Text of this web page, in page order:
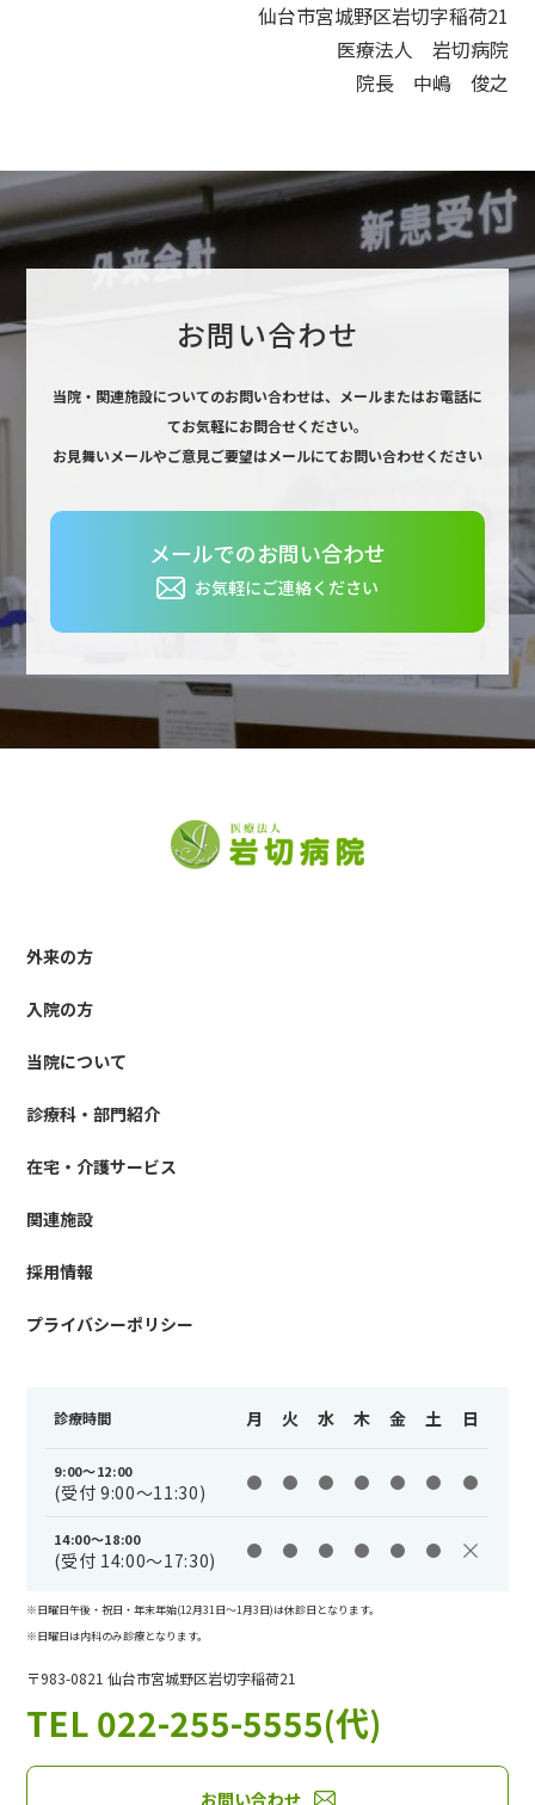
仙台市宮城野区岩切字稲荷21
医療法人 岩切病院
院長 中嶋 俊之
お問い合わせ
当院・関連施設についてのお問い合わせは、 メールまたはお電話に
てお気軽にお問合せください。
お見舞いメールやご意見ご要望はメールにてお問い合わせください
メールでのお問い合わせ
お気軽にご連絡ください
外来の方
入院の方
当院について
診療科・部門紹介
在宅・介護サービス
関連施設
採用情報
プライバシーポリシー
診療時間 月 火 水 木 金 土 日
9:00～12:00
(受付 9:00～11:30)
14:00～18:00
(受付 14:00～17:30)
※日曜日午後・祝日・年末年始(12月31日〜1月3日)は休診日となります。
※日曜日は内科のみ診療となります。
〒983-0821 仙台市宮城野区岩切字稲荷21
TEL 022-255-5555(代)
お問い合わせ